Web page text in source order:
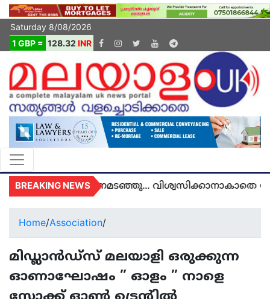
Saturday 8/08/2026
1 GBP = 128.32 INR
BREAKING NEWS
മരണമടഞ്ഞു... വിശ്വസിക്കാനാകാതെ യുകെ
Home/Association/
മിഡ്ലാൻഡ്സ് മലയാളി ഒരുക്കുന്ന
ഓണാഘോഷം ” ഓളം ” നാളെ